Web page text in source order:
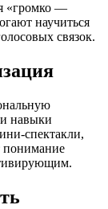
«громко —
научиться
связок.
навыки
спектакли,
понимание